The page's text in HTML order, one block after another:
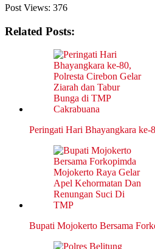
Post Views: 376
Related Posts:
Peringati Hari Bhayangkara
Bupati Mojokerto Bersama